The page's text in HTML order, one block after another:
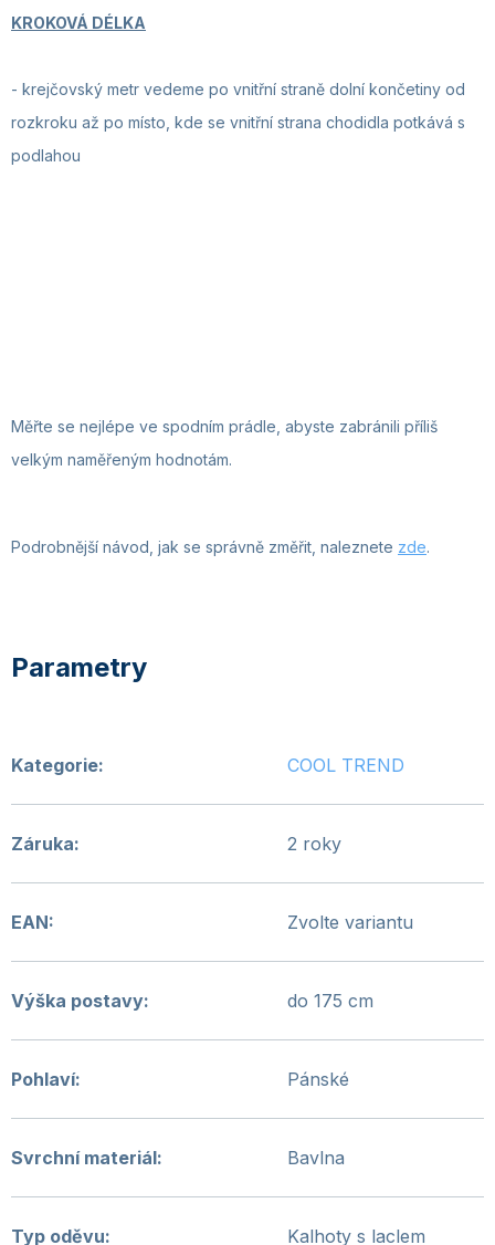
KROKOVÁ DÉLKA
- krejčovský metr vedeme po vnitřní straně dolní končetiny od
rozkroku až po místo, kde se vnitřní strana chodidla potkává s
podlahou
Měřte se nejlépe ve spodním prádle, abyste zabránili příliš
velkým naměřeným hodnotám.
Podrobnější návod, jak se správně změřit, naleznete zde.
Kategorie: COOL TREND
Záruka: 2 roky
EAN: Zvolte variantu
Výška postavy: do 175 cm
Pohlaví: Pánské
Svrchní materiál: Bavlna
Typ oděvu: Kalhoty s laclem